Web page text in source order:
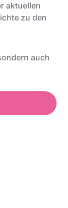
aktuellen
zu den
auch